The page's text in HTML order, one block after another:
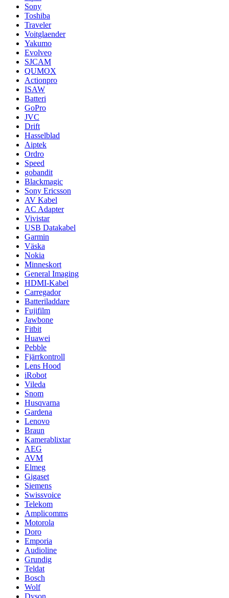
Sony
Toshiba
Traveler
Voitglaender
Yakumo
Evolveo
SJCAM
QUMOX
Actionpro
ISAW
Batteri
GoPro
JVC
Drift
Hasselblad
Aiptek
Ordro
Speed
gobandit
Blackmagic
Sony Ericsson
AV Kabel
AC Adapter
Vivistar
USB Datakabel
Garmin
Väska
Nokia
Minneskort
General Imaging
HDMI-Kabel
Carregador
Batteriladdare
Fujifilm
Jawbone
Fitbit
Huawei
Pebble
Fjärrkontroll
Lens Hood
iRobot
Vileda
Snom
Husqvarna
Gardena
Lenovo
Braun
Kamerablixtar
AEG
AVM
Elmeg
Gigaset
Siemens
Swissvoice
Telekom
Amplicomms
Motorola
Doro
Emporia
Audioline
Grundig
Teldat
Bosch
Wolf
Dyson